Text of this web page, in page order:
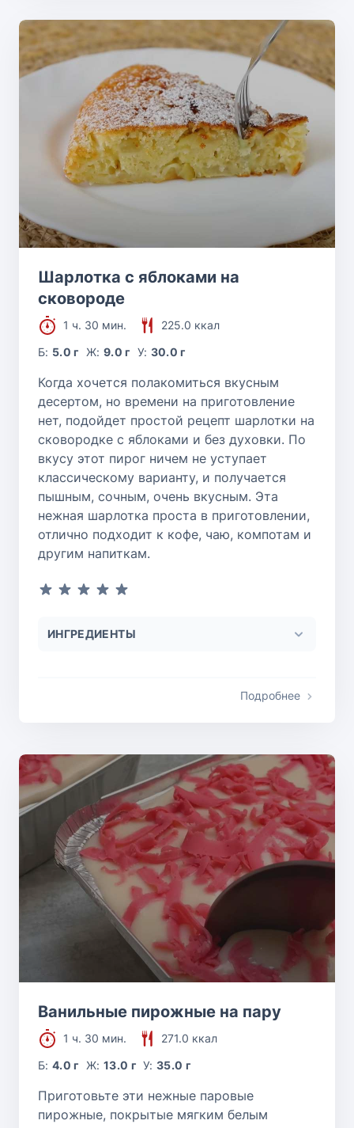
Шарлотка с яблоками на
сковороде
1 ч. 30 мин.
225.0 ккал
Б: 5.0 г Ж: 9.0 г У: 30.0 г
Когда хочется полакомиться вкусным
десертом, но времени на приготовление
нет, подойдет простой рецепт шарлотки на
сковородке с яблоками и без духовки. По
вкусу этот пирог ничем не уступает
классическому варианту, и получается
пышным, сочным, очень вкусным. Эта
нежная шарлотка проста в приготовлении,
отлично подходит к кофе, чаю, компотам и
другим напиткам.
ИНГРЕДИЕНТЫ
Подробнее
Ванильные пирожные на пару
1 ч. 30 мин.
271.0 ккал
Б:4.0 г Ж: 13.0 г У:35.0 г
Приготовьте эти нежные паровые
пирожные, покрытые мягким белым